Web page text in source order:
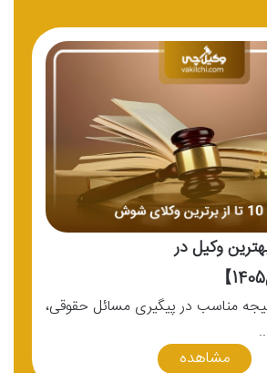
تا از بهترین وکیل در
مناسب در پیگیری مسائل حقوقی،
مشاهده